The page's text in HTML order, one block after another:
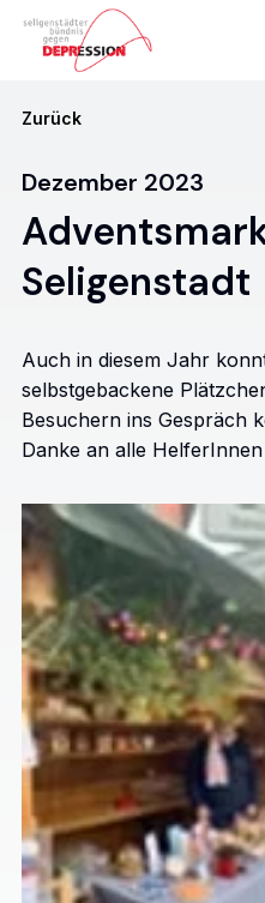
Zurück
Dezember 2023
Seligenstadt
Auch in diesem Jahr
selbstgebackene
Besuchern ins Gespräch
Danke an alle